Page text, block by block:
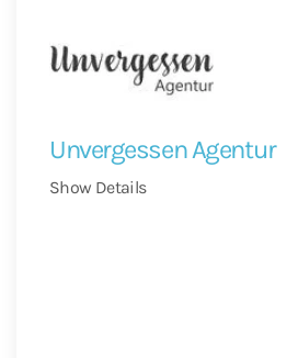
Unvergessen Agentur
Show Details